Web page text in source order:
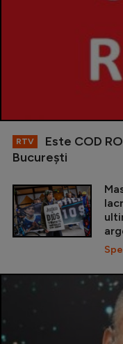
RTV
Este COD
Bucureşti